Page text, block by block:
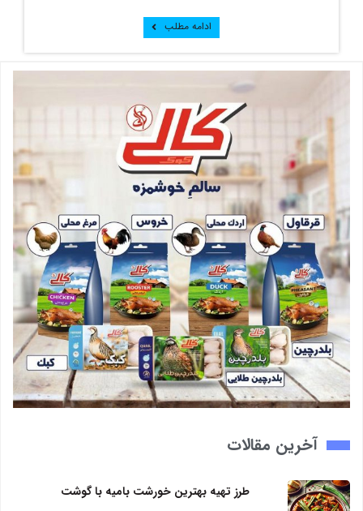
ادامه مطلب
آخرین مقالات
طرز تهیه بهترین خورشت بامیه با گوشت